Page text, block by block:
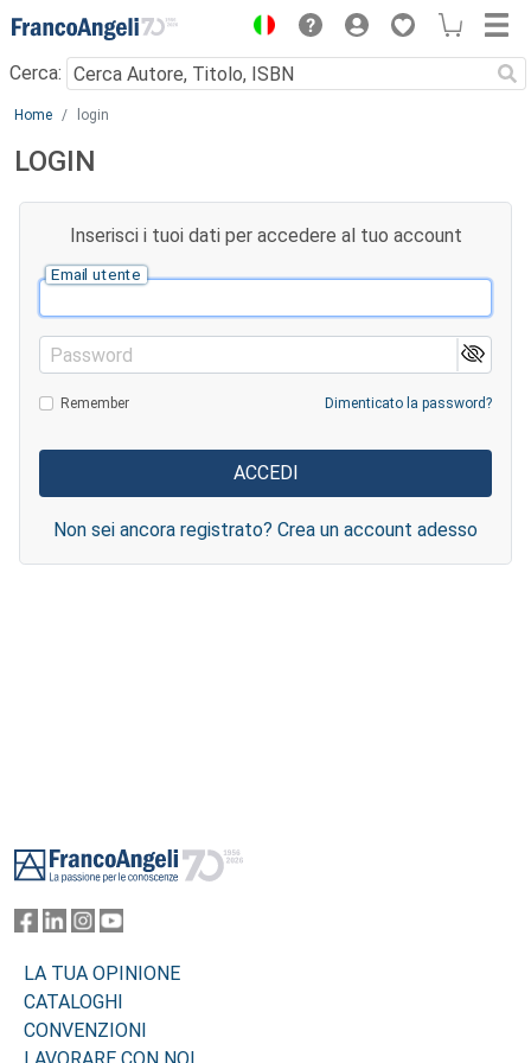
Menu
Cerca:
Main content
Home login
LOGIN
Inserisci i tuoi dati per accedere al tuo account
Email utente
Password
Remember Dimenticato la password?
Non sei ancora registrato? Crea un account adesso
LA TUA OPINIONE
CATALOGHI
CONVENZIONI